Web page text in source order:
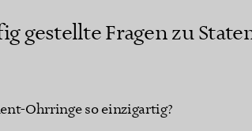
gestellte Fragen zu
Ohrringe so einzigartig?